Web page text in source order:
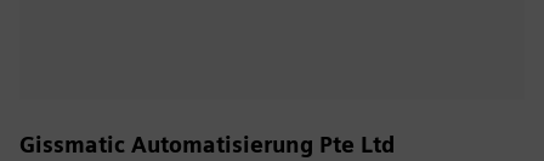
Gissmatic Automatisierung Pte Ltd